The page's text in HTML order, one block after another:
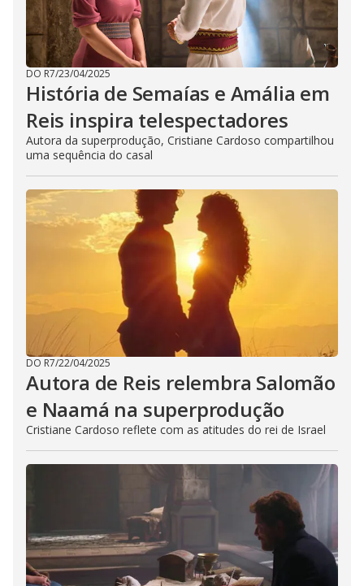
DO R7/23/04/2025
História de Semaías e Amália em
Reis inspira telespectadores
Autora da superprodução, Cristiane Cardoso compartilhou
uma sequência do casal
DO R7/22/04/2025
Autora de Reis relembra Salomão
e Naamá na superprodução
Cristiane Cardoso reflete com as atitudes do rei de Israel